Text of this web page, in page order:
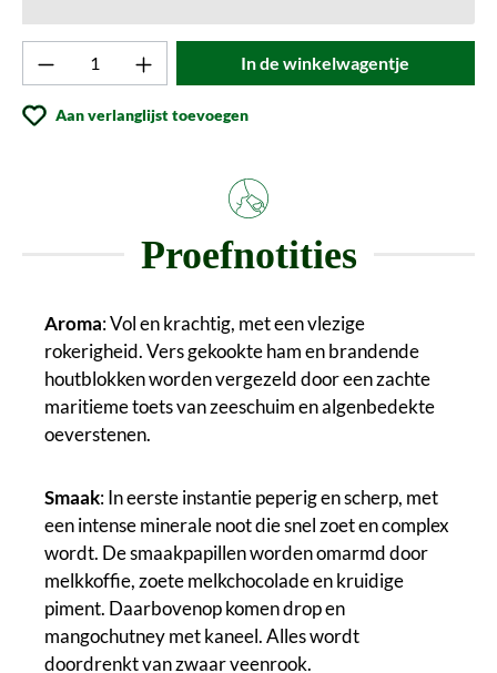
Product aantal: Voer de gewenste waarde
In de winkelwagentje
Aan verlanglijst toevoegen
Proefnotities
Aroma: Vol en krachtig, met een vlezige
rokerigheid. Vers gekookte ham en brandende
houtblokken worden vergezeld door een zachte
maritieme toets van zeeschuim en algenbedekte
oeverstenen.
Smaak: In eerste instantie peperig en scherp, met
een intense minerale noot die snel zoet en complex
wordt. De smaakpapillen worden omarmd door
melkkoffie, zoete melkchocolade en kruidige
piment. Daarbovenop komen drop en
mangochutney met kaneel. Alles wordt
doordrenkt van zwaar veenrook.